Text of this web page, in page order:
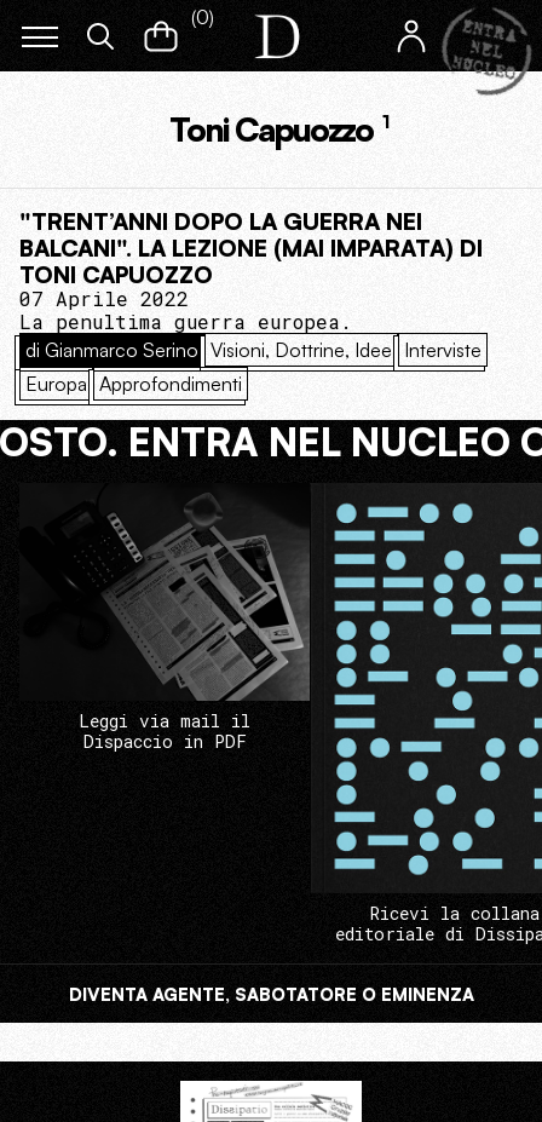
(0)
Toni Capuozzo 1
"TRENT’ANNI DOPO LA GUERRA NEI
BALCANI". LA LEZIONE (MAI IMPARATA) DI
TONI CAPUOZZO
07 Aprile 2022
La penultima guerra europea.
di Gianmarco Serino Visioni, Dottrine, Idee Interviste
Europa Approfondimenti
ENTRA NEL NUCLEO
Leggi via mail il
Dispaccio in PDF
Ricevi la collana
editoriale di
DIVENTA AGENTE, SABOTATORE O EMINENZA